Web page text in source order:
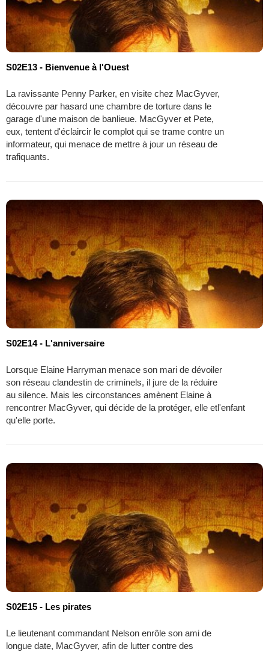
S02E13 - Bienvenue à l'Ouest
La ravissante Penny Parker, en visite chez MacGyver,
découvre par hasard une chambre de torture dans le
garage d'une maison de banlieue. MacGyver et Pete,
eux, tentent d'éclaircir le complot qui se trame contre un
informateur, qui menace de mettre à jour un réseau de
trafiquants.
S02E14 - L'anniversaire
Lorsque Elaine Harryman menace son mari de dévoiler
son réseau clandestin de criminels, il jure de la réduire
au silence. Mais les circonstances amènent Elaine à
rencontrer MacGyver, qui décide de la protéger, elle etl'enfant
qu'elle porte.
S02E15 - Les pirates
Le lieutenant commandant Nelson enrôle son ami de
longue date, MacGyver, afin de lutter contre des